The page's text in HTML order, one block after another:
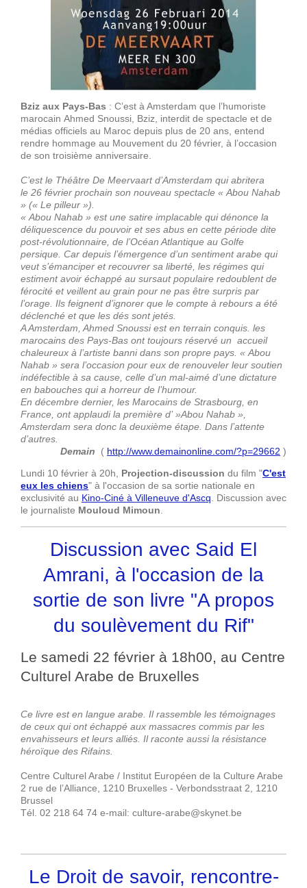
Bziz aux Pays-Bas : C’est à Amsterdam que l’humoriste
marocain Ahmed Snoussi, Bziz, interdit de spectacle et de
médias officiels au Maroc depuis plus de 20 ans, entend
rendre hommage au Mouvement du 20 février, à l’occasion
de son troisième anniversaire.
C’est le Théâtre De Meervaart d’Amsterdam qui abritera
le 26 février prochain son nouveau spectacle « Abou Nahab
» (« Le pilleur »).
« Abou Nahab » est une satire implacable qui dénonce la
déliquescence du pouvoir et ses abus en cette période dite
post-révolutionnaire, de l’Océan Atlantique au Golfe
persique. Car depuis l’émergence d’un sentiment arabe qui
veut s’émanciper et recouvrer sa liberté, les régimes qui
estiment avoir échappé au sursaut populaire redoublent de
férocité et veillent au grain pour ne pas être surpris par
l’orage. Ils feignent d’ignorer que le compte à rebours a été
déclenché et que les dés sont jetés.
A Amsterdam, Ahmed Snoussi est en terrain conquis. les
marocains des Pays-Bas ont toujours réservé un accueil
chaleureux à l’artiste banni dans son propre pays. « Abou
Nahab » sera l’occasion pour eux de renouveler leur soutien
indéfectible à sa cause, celle d’un mal-aimé d’une dictature
en babouches qui a horreur de l’humour.
En décembre dernier, les Marocains de Strasbourg, en
France, ont applaudi la première d’ »Abou Nahab »,
Amsterdam sera donc la deuxième étape. Dans l’attente
d’autres.
Demain ( http://www.demainonline.com/?p=29662 )
Lundi 10 février à 20h, Projection-discussion du film "C'est
eux les chiens" à l'occasion de sa sortie nationale en
exclusivité au Kino-Ciné à Villeneuve d'Ascq . Discussion avec
le journaliste Mouloud Mimoun
Discussion avec Said El
Amrani, à l'occasion de la
sortie de son livre "A propos
du soulèvement du Rif"
Le samedi 22 février à 18h00, au Centre
Culturel Arabe de Bruxelles
Ce livre est en langue arabe. Il rassemble les témoignages
de ceux qui ont échappé aux massacres commis par les
envahisseurs et leurs alliés. Il raconte aussi la résistance
héroïque des Rifains.
Centre Culturel Arabe / Institut Européen de la Culture Arabe
2 rue de l’Alliance, 1210 Bruxelles - Verbondsstraat 2, 1210
Brussel
Tél. 02 218 64 74 e-mail: culture-arabe@skynet.be
Le Droit de savoir, rencontre-